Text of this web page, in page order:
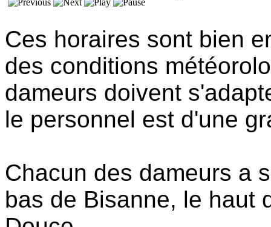
Ces horaires sont bien
des conditions
dameurs doivent
le personnel est d'une
Chacun des dameurs a
bas de Bisanne, le haut